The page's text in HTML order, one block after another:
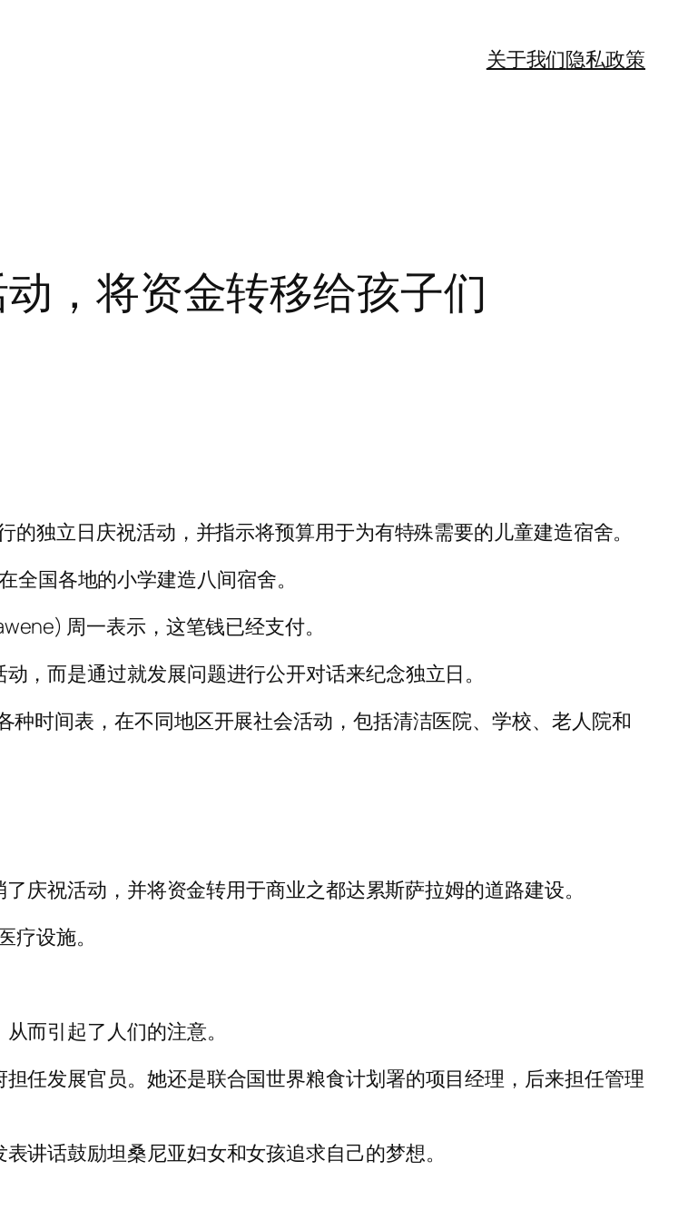
关于我们隐私政策
，将资金转移给孩子们
的独立日庆祝活动，并指示将预算用于为有特殊需要的儿童建造宿舍。
全国各地的小学建造八间宿舍。
周一表示，这笔钱已经支付。
，而是通过就发展问题进行公开对话来纪念独立日。
时间表，在不同地区开展社会活动，包括清洁医院、学校、老人院和
庆祝活动，并将资金转用于商业之都达累斯萨拉姆的道路建设。
设施。
而引起了人们的注意。
任发展官员。她还是联合国世界粮食计划署的项目经理，后来担任管理
讲话鼓励坦桑尼亚妇女和女孩追求自己的梦想。